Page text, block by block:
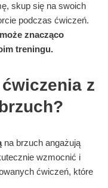
skup się na swoich
podczas ćwiczeń.
znacząco
treningu.
z
na brzuch angażują
wzmocnić i
ćwiczeń, które